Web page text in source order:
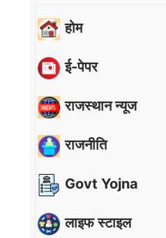
होम
ई-पेपर
राजस्थान न्यूज
राजनीति
Govt Yojna
लाइफ स्टाइल